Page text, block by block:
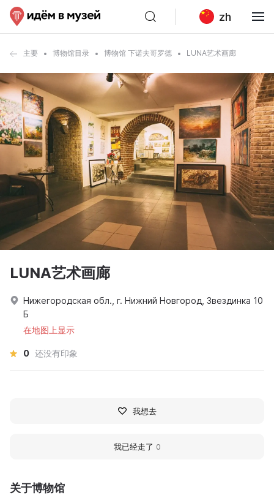
zh
主要 博物馆目录 博物馆 下诺夫哥罗德 LUNA艺术画廊
关于博物馆
LUNA艺术画廊
Нижегородская обл., г. Нижний Новгород, Звездинка 10
Б
在地图上显示
0 还没有印象
我想去
我已经走了 0